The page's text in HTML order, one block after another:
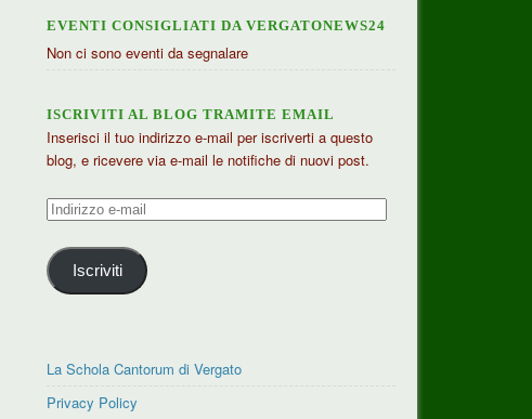
EVENTI CONSIGLIATI DA VERGATONEWS24
Non ci sono eventi da segnalare
ISCRIVITI AL BLOG TRAMITE EMAIL
Inserisci il tuo indirizzo e-mail per iscriverti a questo
blog, e ricevere via e-mail le notifiche di nuovi post.
Indirizzo
mail
Iscriviti
La Schola Cantorum di Vergato
Privacy Policy